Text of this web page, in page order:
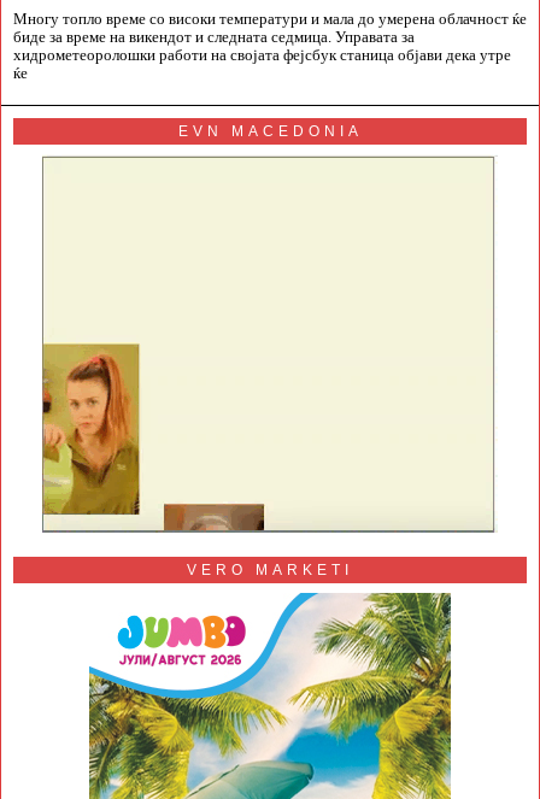
Многу топло време со високи температури и мала до умерена облачност ќе
биде за време на викендот и следната седмица. Управата за
хидрометеоролошки работи на својата фејсбук станица објави дека утре
ќе
EVN MACEDONIA
VERO MARKETI